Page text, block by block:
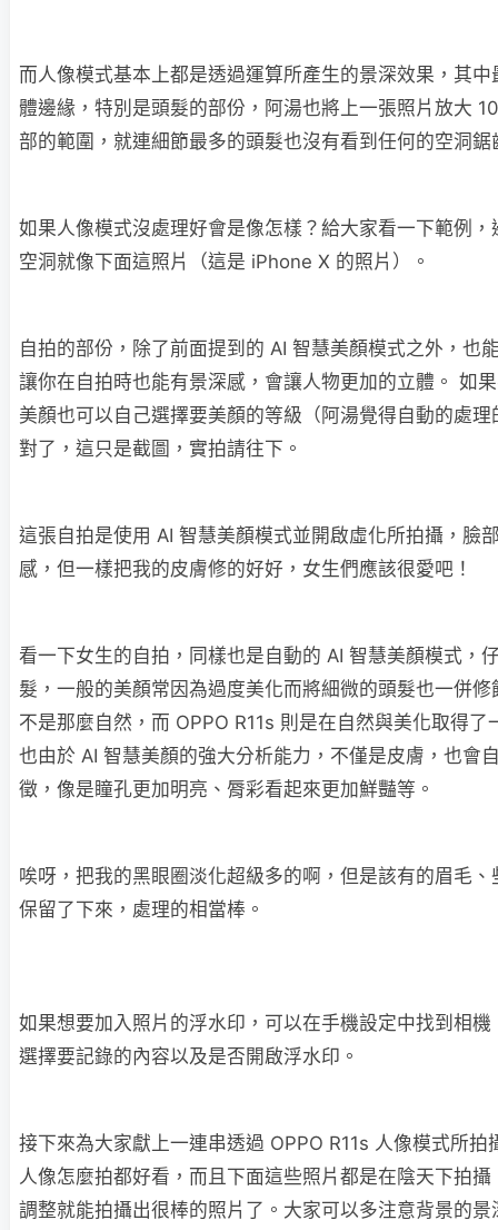
而人像模式基本上都是透過運算所產生的景深效果，其
體邊緣，特別是頭髮的部份，阿湯也將上一張照片放大
部的範圍，就連細節最多的頭髮也沒有看到任何的空洞鋸
如果人像模式沒處理好會是像怎樣？給大家看一下範例，
空洞就像下面這照片（這是 iPhone X 的照片）。
自拍的部份，除了前面提到的 AI 智慧美顏模式之外，也
讓你在自拍時也能有景深感，會讓人物更加的立體。 如
美顏也可以自己選擇要美顏的等級（阿湯覺得自動的處
對了，這只是截圖，實拍請往下。
這張自拍是使用 AI 智慧美顏模式並開啟虛化所拍攝，臉
感，但一樣把我的皮膚修的好好，女生們應該很愛吧！
看一下女生的自拍，同樣也是自動的 AI 智慧美顏模式，
髮，一般的美顏常因為過度美化而將細微的頭髮也一併
不是那麼自然，而 OPPO R11s 則是在自然與美化取得了
也由於 AI 智慧美顏的強大分析能力，不僅是皮膚，也會
徵，像是瞳孔更加明亮、脣彩看起來更加鮮豔等。
唉呀，把我的黑眼圈淡化超級多的啊，但是該有的眉毛
保留了下來，處理的相當棒。
如果想要加入照片的浮水印，可以在手機設定中找到相機
選擇要記錄的內容以及是否開啟浮水印。
接下來為大家獻上一連串透過 OPPO R11s 人像模式所拍
人像怎麼拍都好看，而且下面這些照片都是在陰天下拍
調整就能拍攝出很棒的照片了。大家可以多注意背景的景